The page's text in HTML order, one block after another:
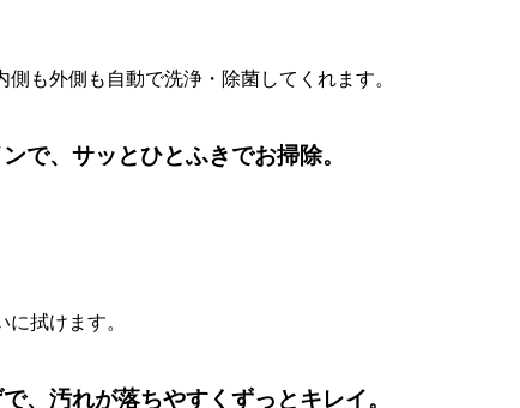
も外側も自動で洗浄・除菌してくれます。
で、サッとひとふきでお掃除。
拭けます。
、汚れが落ちやすくずっとキレイ。